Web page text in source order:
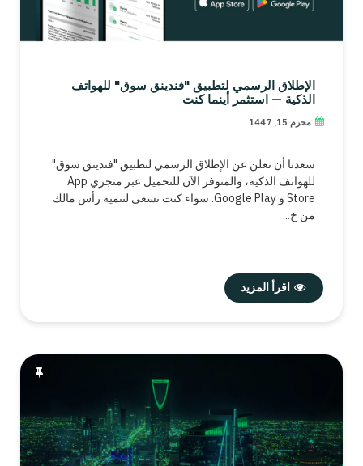
الإطلاق الرسمي لتطبيق "فندينق سوق" للهواتف
الذكية — استثمر أينما كنت
محرم 15, 1447
سعدنا أن نعلن عن الإطلاق الرسمي لتطبيق "فندينق سوق"
للهواتف الذكية، والمتوفر الآن للتحميل عبر متجري App
Store و Google Play. سواء كنت تسعى لتنمية رأس مالك
من خ...
اقرأ المزيد